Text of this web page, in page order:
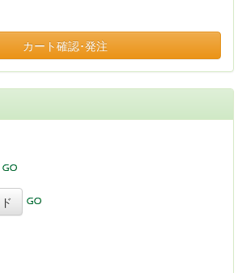
カート確認･発注